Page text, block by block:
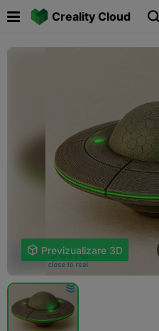
Creality Cloud 
 Previzualizare 3D